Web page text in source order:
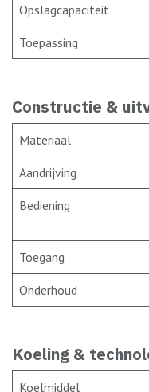
Opslagcapaciteit
Toepassing
Constructie &
Materiaal
Aandrijving
Bediening
Toegang
Onderhoud
Koeling &
Koelmiddel